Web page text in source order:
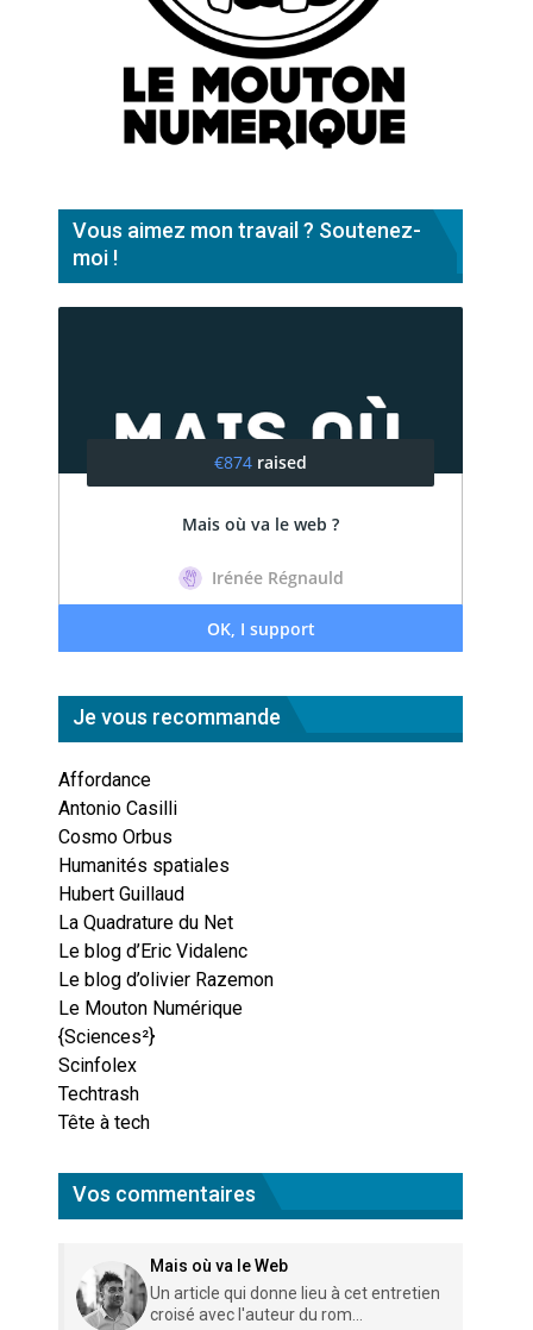
Vous aimez mon travail ? Soutenez-
moi !
Je vous recommande
Affordance
Antonio Casilli
Cosmo Orbus
Humanités spatiales
Hubert Guillaud
La Quadrature du Net
Le blog d’Eric Vidalenc
Le blog d’olivier Razemon
Le Mouton Numérique
{Sciences²}
Scinfolex
Techtrash
Tête à tech
Vos commentaires
Mais où va le Web
Un article qui donne lieu à cet entretien
croisé avec l'auteur du rom...